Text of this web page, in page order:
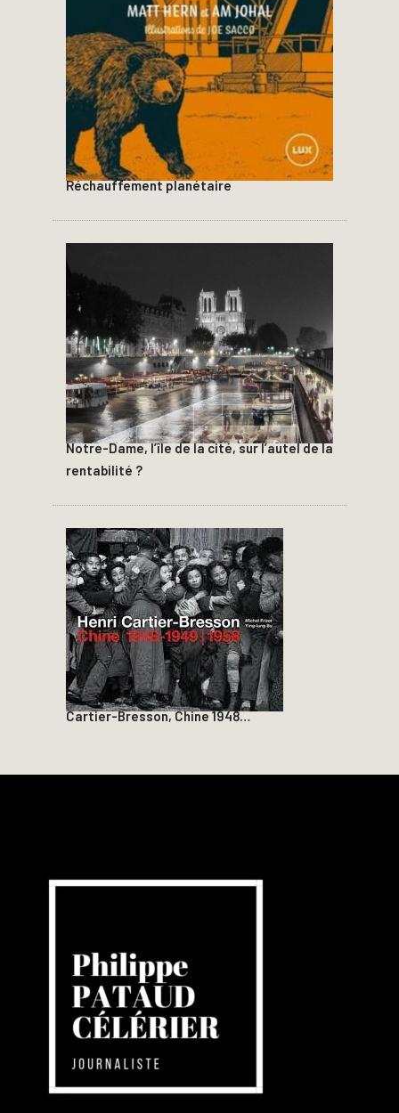
Réchauffement planétaire
Notre-Dame, l’île de la cité, sur l’autel de la
rentabilité ?
Cartier-Bresson, Chine 1948…